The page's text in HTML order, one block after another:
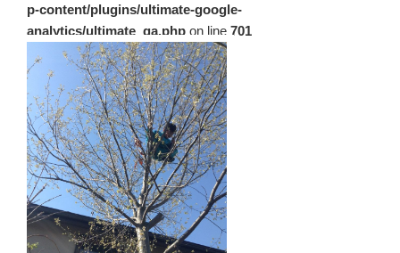
p-content/plugins/ultimate-google-
analytics/ultimate_ga.php on line 701